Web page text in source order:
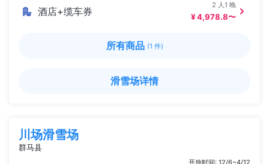
酒店+缆车券
2 人1 晚
¥ 4,978.8〜
所有商品 (1 件)
滑雪场详情
川场滑雪场
群马县
开放时间: 12/6~4/12